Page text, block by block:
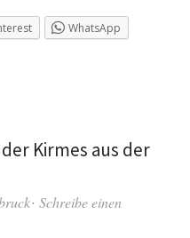
WhatsApp
Kirmes aus der
Schreibe einen